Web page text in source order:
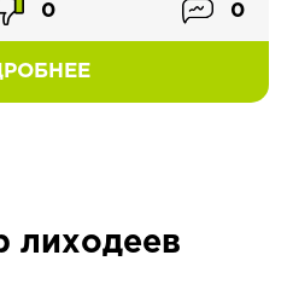
0 0
лиходеев